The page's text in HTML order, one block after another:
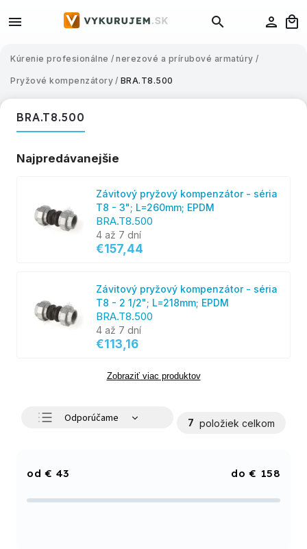
Kúrenie profesionálne / nerezové a prírubové armatúry /
Pryžové kompenzátory / BRA.T8.500
BRA.T8.500
Najpredávanejšie
Závitový pryžový kompenzátor - séria
T8 - 3"; L=260mm; EPDM
BRA.T8.500
4 až 7 dní
€157,44
Závitový pryžový kompenzátor - séria
T8 - 2 1/2"; L=218mm; EPDM
BRA.T8.500
4 až 7 dní
€113,16
Zobraziť viac produktov
Odporúčame
Abecedne
7 položiek celkom
€ 43 € 158